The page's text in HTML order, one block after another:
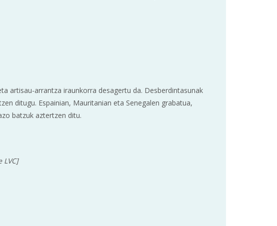
artisau-arrantza iraunkorra desagertu da. Desberdintasunak
ditugu. Espainian, Mauritanian eta Senegalen grabatua,
batzuk aztertzen ditu.
LVC]